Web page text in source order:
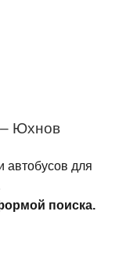
– Юхнов
автобусов для
поиска.